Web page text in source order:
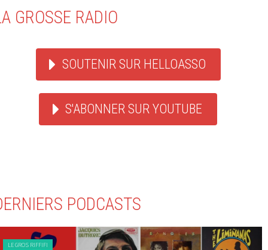
GROSSE RADIO
SOUTENIR SUR HELLOASSO
S'ABONNER SUR YOUTUBE
PODCASTS
LE GROS RIFFIFI